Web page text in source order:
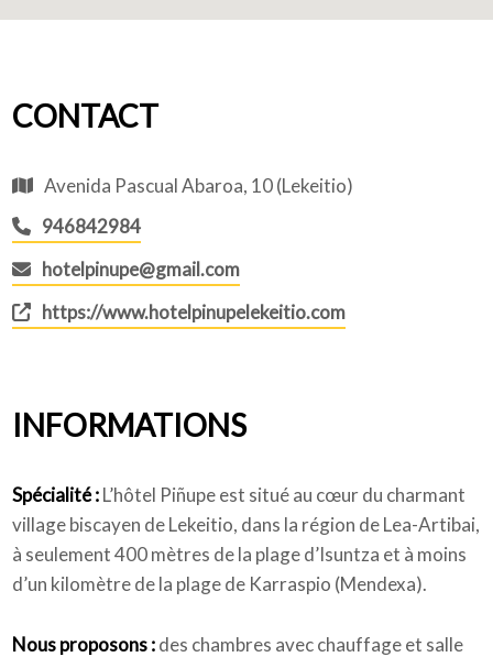
CONTACT
Avenida Pascual Abaroa, 10 (Lekeitio)
946842984
hotelpinupe@gmail.com
https://www.hotelpinupelekeitio.com
INFORMATIONS
Spécialité :L’hôtel Piñupe est situé au cœur du charmant
village biscayen de Lekeitio, dans la région de Lea-Artibai,
à seulement 400 mètres de la plage d’Isuntza et à moins
d’un kilomètre de la plage de Karraspio (Mendexa).
Nous proposons :des chambres avec chauffage et salle